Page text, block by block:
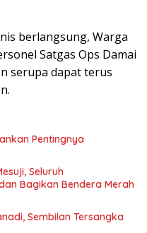
berlangsung, Warga
Satgas Ops Damai
serupa dapat terus
Pentingnya
Seluruh
Bagikan Bendera Merah
Sembilan Tersangka